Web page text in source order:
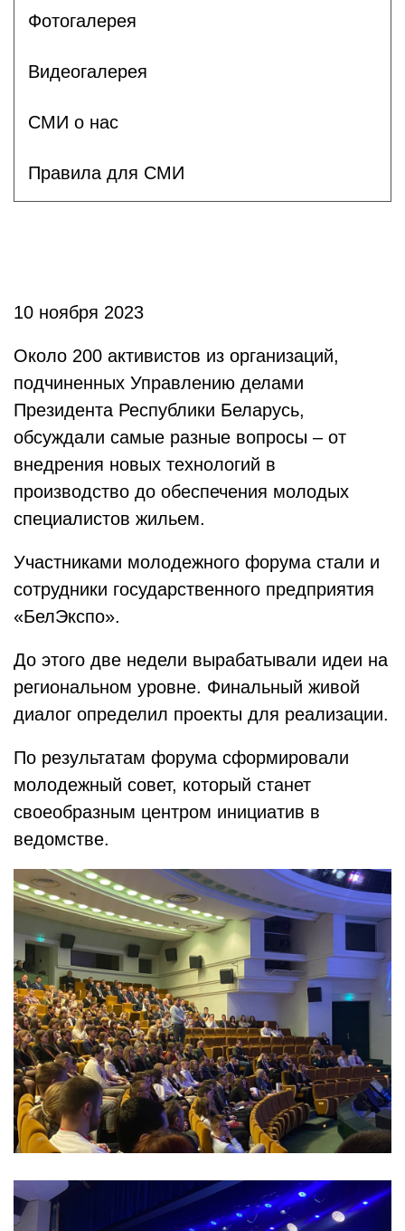
Фотогалерея
Видеогалерея
СМИ о нас
Правила для СМИ
10 ноября 2023
Около 200 активистов из организаций,
подчиненных Управлению делами
Президента Республики Беларусь,
обсуждали самые разные вопросы – от
внедрения новых технологий в
производство до обеспечения молодых
специалистов жильем.
Участниками молодежного форума стали и
сотрудники государственного предприятия
«БелЭкспо».
До этого две недели вырабатывали идеи на
региональном уровне. Финальный живой
диалог определил проекты для реализации.
По результатам форума сформировали
молодежный совет, который станет
своеобразным центром инициатив в
ведомстве.